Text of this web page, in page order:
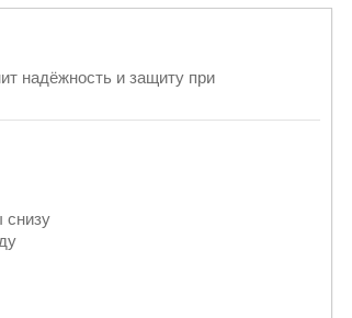
надёжность и защиту при
снизу